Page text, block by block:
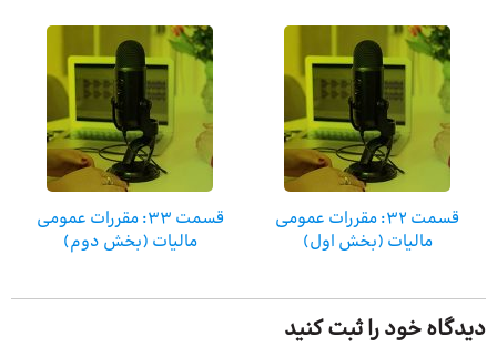
قسمت 32: مقررات عمومی
مالیات (بخش اول)
قسمت 33: مقررات عمومی
مالیات (بخش دوم)
دیدگاه خود را ثبت کنید